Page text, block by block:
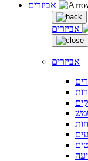
אביזרים
אביזרים